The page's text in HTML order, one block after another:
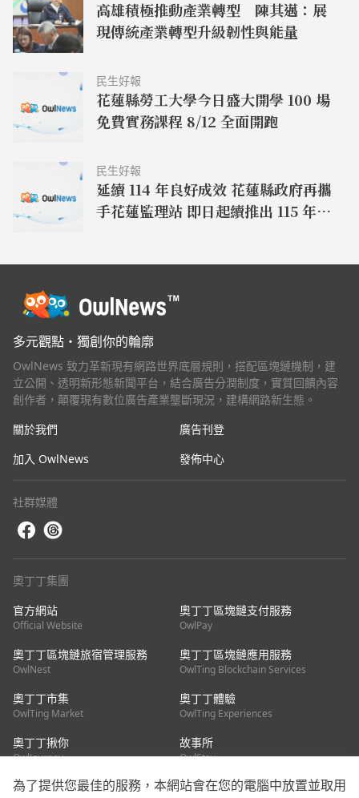
高雄積極推動產業轉型 陳其邁：展
現傳統產業轉型升級韌性與能量
民生好報
花蓮縣勞工大學今日盛大開學 100 場
免費實務課程 8/12 全面開跑
民生好報
延續 114 年良好成效 花蓮縣政府再攜
手花蓮監理站 即日起續推出 115 年度
多元觀點・獨創你的輪廓
OwlNews 致力革新現有網路世界底層規則，搭配區塊鏈機制，建
立公開、透明新形態新聞平台，結合廣告分潤制度，實質回饋內容
創作者，顛覆現有數位廣告產業壟斷現況，建構網路新生態。
關於我們
廣告刊登
加入 OwlNews
發佈中心
社群媒體
奧丁丁集團
官方網站
Official Website
奧丁丁區塊鏈支付服務
OwlPay
奧丁丁區塊鏈旅宿管理服務
OwlNest
奧丁丁區塊鏈應用服務
OwlTing Blockchain Services
奧丁丁市集
OwlTing Market
奧丁丁體驗
OwlTing Experiences
奧丁丁揪你
OwlJourney
故事所
OwlStay
為了提供您最佳的服務，本網站會在您的電腦中放置並取用